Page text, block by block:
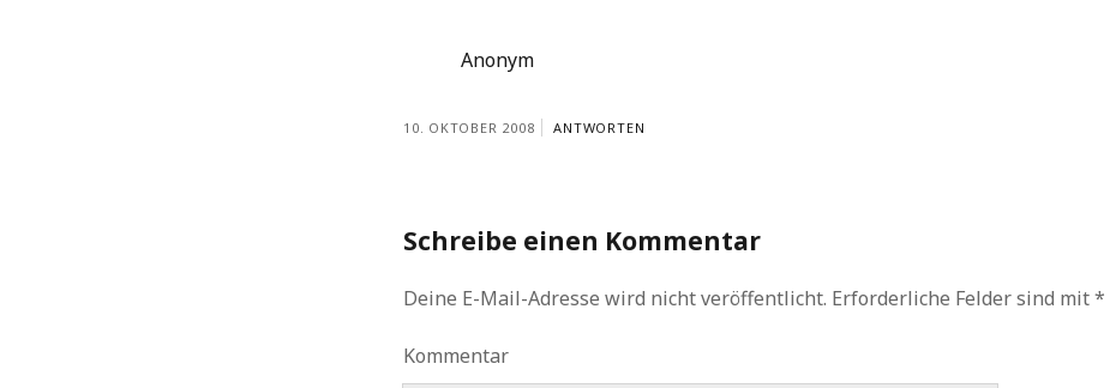
Anonym
10. OKTOBER 2008 ANTWORTEN
Schreibe einen Kommentar
Deine E-Mail-Adresse wird nicht veröffentlicht. Erforderliche Felder sind mit*
Kommentar